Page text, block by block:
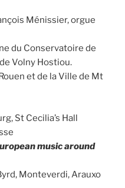
Ménissier, orgue
du Conservatoire de
Volny Hostiou.
et de la Ville de Mt
St Cecilia’s Hall
music around
Monteverdi, Arauxo